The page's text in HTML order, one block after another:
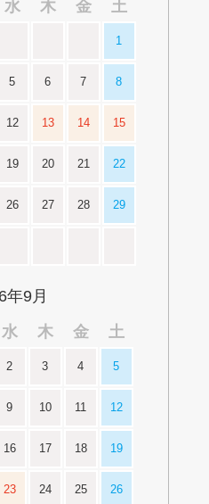
水 木 金 土
1
5 6 7 8
12 13 14 15
19 20 21 22
26 27 28 29
年9月
水 木 金 土
2 3 4 5
9 10 11 12
16 17 18 19
23 24 25 26